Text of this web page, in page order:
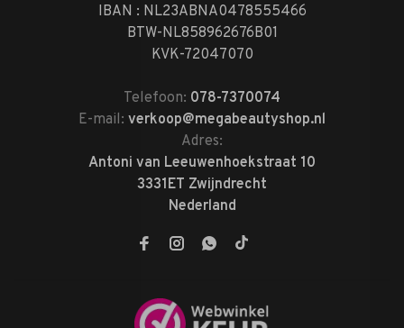
IBAN : NL23ABNA0478555466
BTW-NL858962676B01
KVK-72047070
Telefoon: 078-7370074
E-mail: verkoop@megabeautyshop.nl
Adres:
Antoni van Leeuwenhoekstraat 10
3331ET Zwijndrecht
Nederland